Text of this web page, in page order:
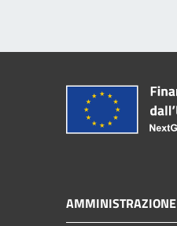
AMMINISTRAZIONE